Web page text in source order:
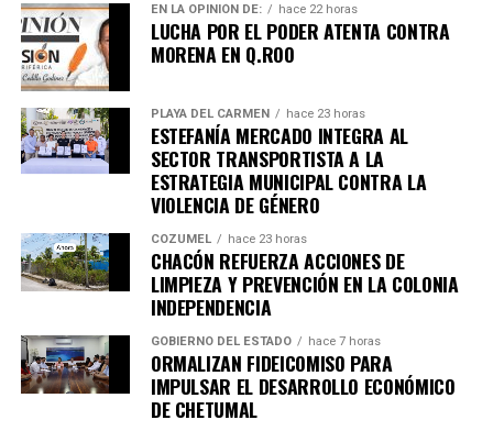
Unirme al canal de WhatsApp
EN LA OPINIÓN DE: hace 22 horas
LUCHA POR EL PODER ATENTA CONTRA
MORENA EN Q.ROO
PLAYA DEL CARMEN hace 23 horas
ESTEFANÍA MERCADO INTEGRA AL
SECTOR TRANSPORTISTA A LA
ESTRATEGIA MUNICIPAL CONTRA LA
VIOLENCIA DE GÉNERO
COZUMEL hace 23 horas
CHACÓN REFUERZA ACCIONES DE
LIMPIEZA Y PREVENCIÓN EN LA COLONIA
INDEPENDENCIA
GOBIERNO DEL ESTADO hace 7 horas
ORMALIZAN FIDEICOMISO PARA
IMPULSAR EL DESARROLLO ECONÓMICO
DE CHETUMAL